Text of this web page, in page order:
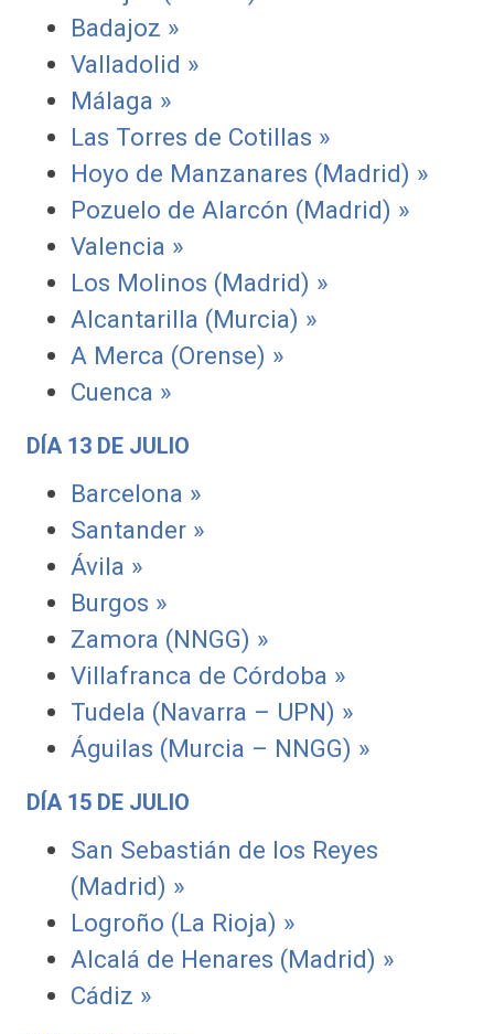
Badajoz »
Valladolid »
Málaga »
Las Torres de Cotillas »
Hoyo de Manzanares (Madrid) »
Pozuelo de Alarcón (Madrid) »
Valencia »
Los Molinos (Madrid) »
Alcantarilla (Murcia) »
A Merca (Orense) »
Cuenca »
DÍA 13 DE JULIO
Barcelona »
Santander »
Ávila »
Burgos »
Zamora (NNGG) »
Villafranca de Córdoba »
Tudela (Navarra – UPN) »
Águilas (Murcia – NNGG) »
DÍA 15 DE JULIO
San Sebastián de los Reyes
(Madrid) »
Logroño (La Rioja) »
Alcalá de Henares (Madrid) »
Cádiz »